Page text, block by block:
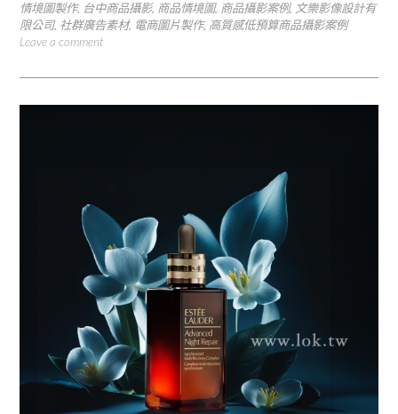
情境圖製作, 台中商品攝影, 商品情境圖, 商品攝影案例, 文樂影像設計有
限公司, 社群廣告素材, 電商圖片製作, 高質感低預算商品攝影案例
Leave a comment